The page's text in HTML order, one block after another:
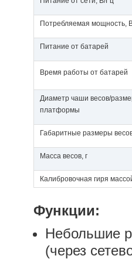
Потребляемая мощность,
Питание от батарей
Время работы от батарей
Диаметр чаши весов/
платформы
Габаритные размеры
Масса весов, г
Калибровочная гиря
Функции:
Небольшие
(через